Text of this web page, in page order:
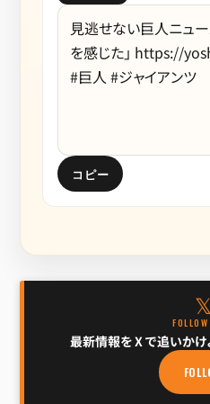
コピー
𝕏
最新情報を X で追いかけ